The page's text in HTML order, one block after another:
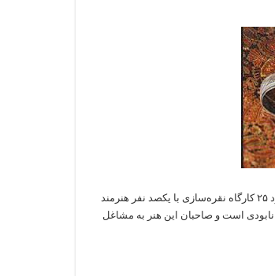
صنعت نقره‌سازی از دیرباز در تبریز رواج داشته است. تا ۲۰ سال پیش حدود ۲۵ کارگاه نقره‌سازی با یکصد نفر هنرمند
نابودی است و صاحبان این هنر به مشاغل